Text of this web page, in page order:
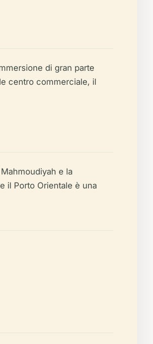
di gran parte
centro commerciale, il
e la
il Porto Orientale è una